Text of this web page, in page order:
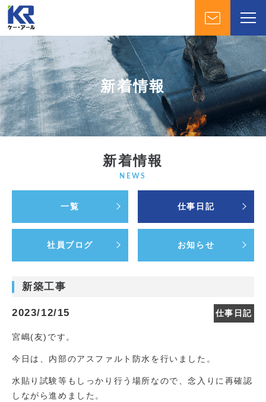
新着情報
新着情報
NEWS
一覧 仕事日記
社員ブログ お知らせ
新築工事
2023/12/15 仕事日記
宮嶋(友)です。
今日は、内部のアスファルト防水を行いました。
水貼り試験等もしっかり行う場所なので、念入りに再確認
しながら進めました。